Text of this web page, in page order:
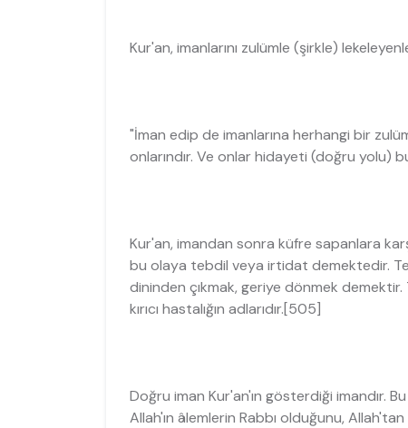
Kur'an, imanlarını zulümle (şirkle)
"İman edip de imanlarına herhangi bir
onlarındır. Ve onlar hidayeti (doğru yolu)
Kur'an, imandan sonra küfre sapanlara
bu olaya tebdil veya irtidat demektedir.
dininden çıkmak, geriye dönmek
kırıcı hastalığın adlarıdır.[505]
Doğru iman Kur'an'ın gösterdiği imandır.
Allah'ın âlemlerin Rabbı olduğunu,